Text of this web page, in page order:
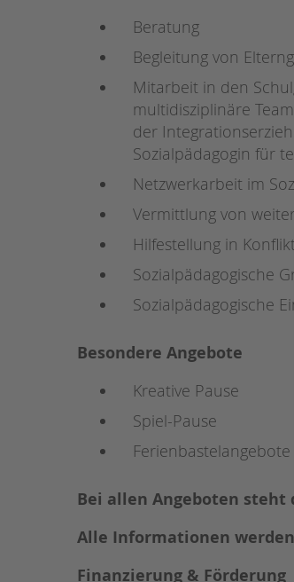
Beratung
Begleitung von
Mitarbeit in den
multidisziplinäre
der
Sozialpädagogin für
Netzwerkarbeit im
Vermittlung von
Hilfestellung in
Sozialpädagogische
Sozialpädagogische
Besondere Angebote
Kreative Pause
Spiel-Pause
Ferienbastelangebote
Bei allen Angeboten steht
Alle Informationen
Finanzierung & Förderung